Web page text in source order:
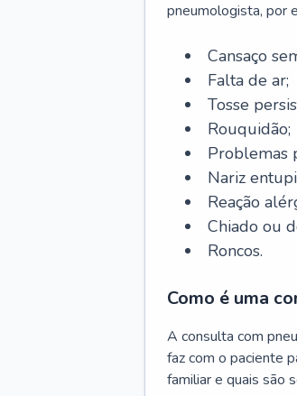
pneumologista, por
Cansaço
Falta de ar;
Tosse
Rouquidão;
Problemas
Nariz
Reação
Chiado ou
Roncos.
Como é uma
A consulta com
faz com o paciente
familiar e quais são